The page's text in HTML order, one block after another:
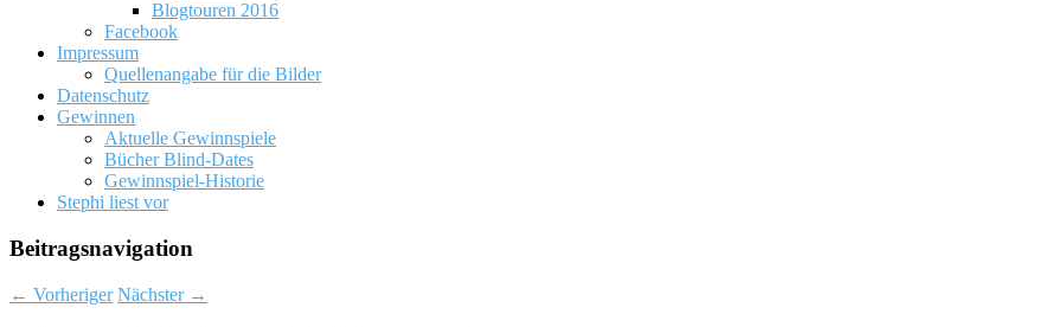
Blogtouren 2016
Facebook
Impressum
Quellenangabe für die Bilder
Datenschutz
Gewinnen
Aktuelle Gewinnspiele
Bücher Blind-Dates
Gewinnspiel-Historie
Stephi liest vor
Beitragsnavigation
← Vorheriger Nächster →